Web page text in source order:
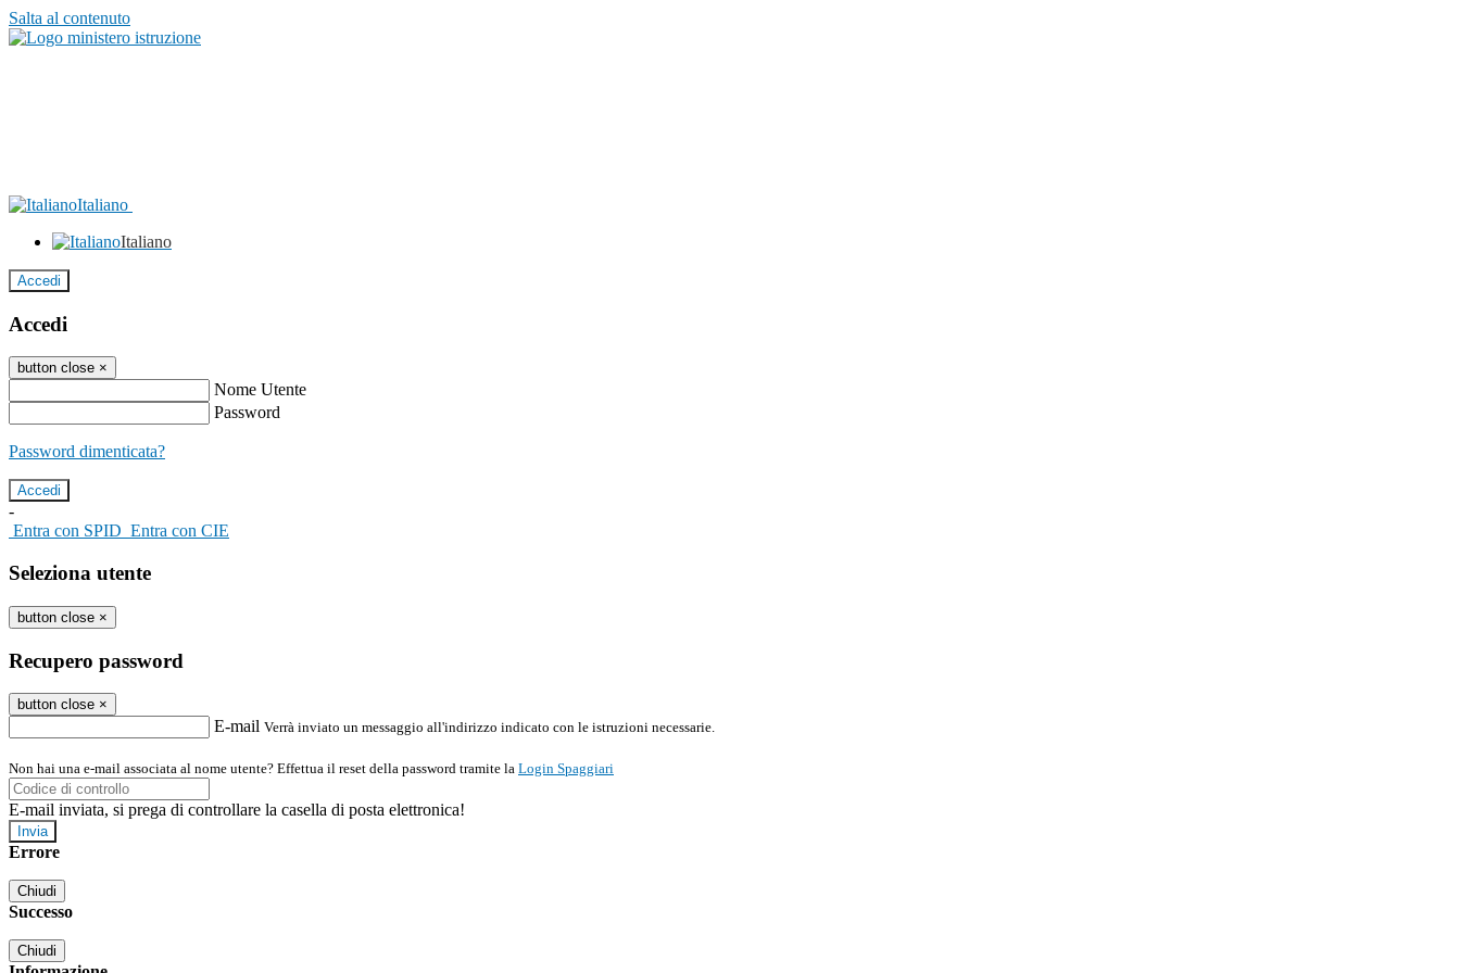
Salta al contenuto
Italiano
Italiano
Accedi
Accedi
button close ×
Nome Utente
Password
Password dimenticata?
-
Entra con SPID Entra con CIE
Seleziona utente
button close ×
Recupero password
button close ×
E-mail Verrà inviato un messaggio all'indirizzo indicato con le istruzioni necessarie.
Non hai una e-mail associata al nome utente? Effettua il reset della password tramite la Login Spaggiari
E-mail inviata, si prega di controllare la casella di posta elettronica!
Errore
Chiudi
Successo
Chiudi